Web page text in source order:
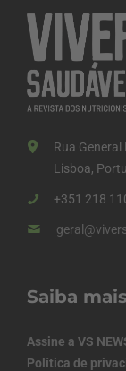
Rua General
Lisboa,
+351 218
Saiba mais
Assine a VS
Política de